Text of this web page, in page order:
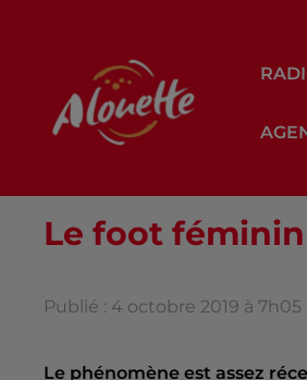
Le foot
Publié : 4 octobre 2019 à
Le phénomène est assez